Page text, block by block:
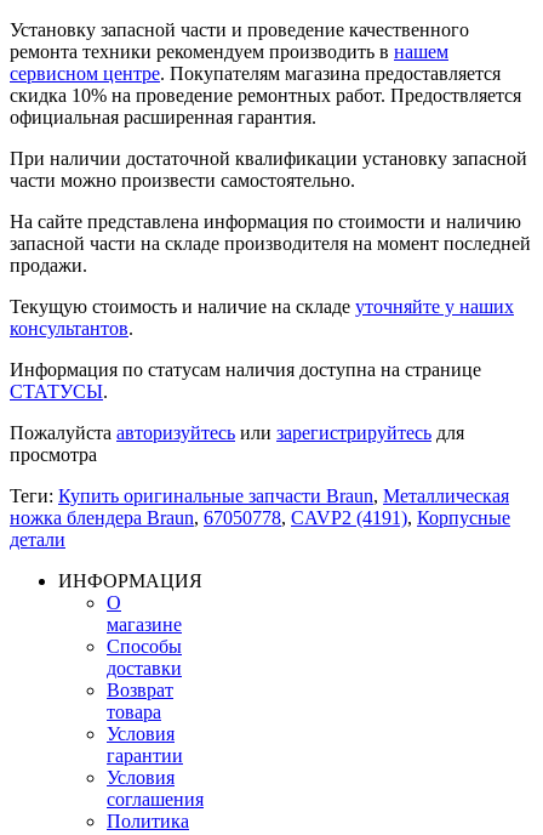
Установку запасной части и проведение качественного
ремонта техники рекомендуем производить в нашем
сервисном центре. Покупателям магазина предоставляется
скидка 10% на проведение ремонтных работ. Предоствляется
официальная расширенная гарантия.
При наличии достаточной квалификации установку запасной
части можно произвести самостоятельно.
На сайте представлена информация по стоимости и наличию
запасной части на складе производителя на момент последней
продажи.
Текущую стоимость и наличие на складе уточняйте у наших
консультантов.
Информация по статусам наличия доступна на странице
СТАТУСЫ.
Пожалуйста авторизуйтесь или зарегистрируйтесь для
просмотра
Теги: Купить оригинальные запчасти Braun, Металлическая
ножка блендера Braun, 67050778, CAVP2 (4191), Корпусные
детали
ИНФОРМАЦИЯ
О
магазине
Способы
доставки
Возврат
товара
Условия
гарантии
Условия
соглашения
Политика